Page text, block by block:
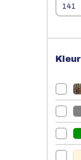
Kleur